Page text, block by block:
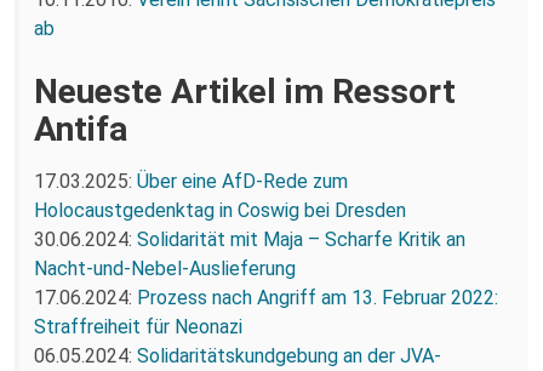
ab
Neueste Artikel im Ressort
Antifa
17.03.2025: Über eine AfD-Rede zum
Holocaustgedenktag in Coswig bei Dresden
30.06.2024: Solidarität mit Maja – Scharfe Kritik an
Nacht-und-Nebel-Auslieferung
17.06.2024: Prozess nach Angriff am 13. Februar 2022:
Straffreiheit für Neonazi
06.05.2024: Solidaritätskundgebung an der JVA-